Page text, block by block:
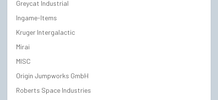
Greycat Industrial
Ingame-Items
Kruger Intergalactic
Mirai
MISC
Origin Jumpworks GmbH
Roberts Space Industries